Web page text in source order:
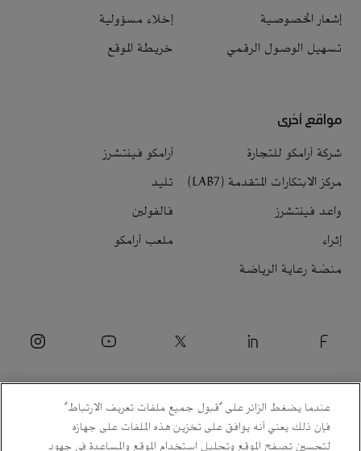
إشعار الخصوصية
إخلاء مسؤولية
تسهيل الوصول الرقمي
خريطة الموقع
مواقع أخرى
شركة أرامكو للتجارة
أرامكو فينتشرز
مركز الابتكارات المتقدمة (LAB7)
تليد
واعد فينتشرز
فالفولين
إثراء
ملعب أرامكو
منصّة رعاية الرياضة
عندما يضغط الزائر على "قبول جميع ملفات تعريف الارتباط"
فإن ذلك يعني أنه يوافق على تخزين هذه الملفات على جهازه
لتحسين تصفح الموقع وتحليل استخدام الموقع والمساعدة في جهود